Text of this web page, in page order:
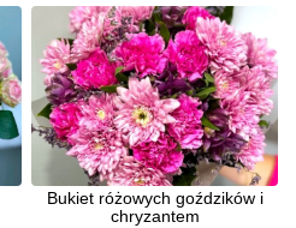
Bukiet różowych goździków i
chryzantem